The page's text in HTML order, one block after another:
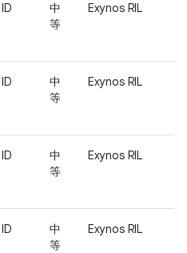
ID
中
等
Exynos RIL
ID
中
等
Exynos RIL
ID
中
等
Exynos RIL
ID
中
等
Exynos RIL